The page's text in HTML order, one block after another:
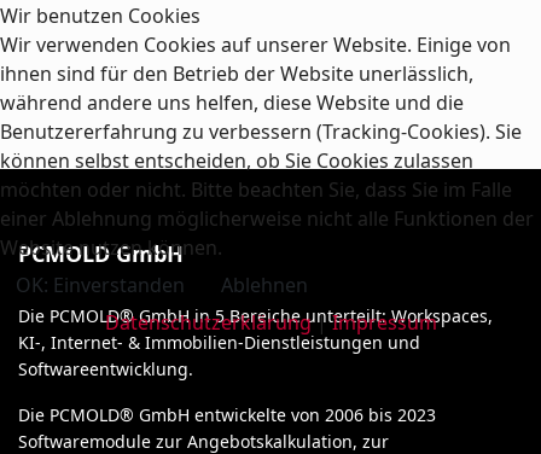
PCMOLD GmbH
Die PCMOLD® GmbH in 5 Bereiche unterteilt: Workspaces,
KI-, Internet- & Immobilien-Dienstleistungen und
Softwareentwicklung.
Die PCMOLD® GmbH entwickelte von 2006 bis 2023
Softwaremodule zur Angebotskalkulation, zur
Wir benutzen Cookies
Wir verwenden Cookies auf unserer Website. Einige von
ihnen sind für den Betrieb der Website unerlässlich,
während andere uns helfen, diese Website und die
Benutzererfahrung zu verbessern (Tracking-Cookies). Sie
können selbst entscheiden, ob Sie Cookies zulassen
möchten oder nicht. Bitte beachten Sie, dass Sie im Falle
einer Ablehnung möglicherweise nicht alle Funktionen der
Website nutzen können.
OK: Einverstanden
Ablehnen
Datenschutzerklärung|Impressum